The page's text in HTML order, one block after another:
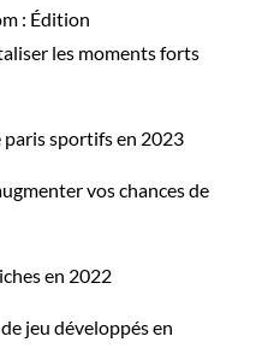
: Édition
les moments forts
paris sportifs en 2023
vos chances de
en 2022
jeu développés en